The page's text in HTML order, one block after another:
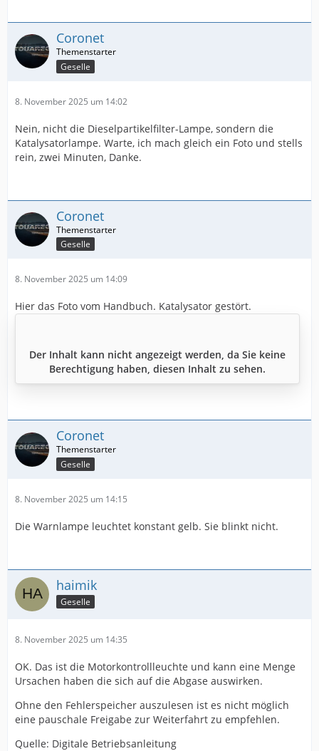
Coronet
Geselle
8. November 2025 um 14:02
Nein, nicht die Dieselpartikelfilter-Lampe, sondern die
Katalysatorlampe. Warte, ich mach gleich ein Foto und stells
rein, zwei Minuten, Danke.
Coronet
Geselle
8. November 2025 um 14:09
Hier das Foto vom Handbuch. Katalysator gestört.
Der Inhalt kann nicht angezeigt werden, da Sie keine
Berechtigung haben, diesen Inhalt zu sehen.
Coronet
Geselle
8. November 2025 um 14:15
Die Warnlampe leuchtet konstant gelb. Sie blinkt nicht.
haimik
Geselle
8. November 2025 um 14:35
OK. Das ist die Motorkontrollleuchte und kann eine Menge
Ursachen haben die sich auf die Abgase auswirken.
Ohne den Fehlerspeicher auszulesen ist es nicht möglich
eine pauschale Freigabe zur Weiterfahrt zu empfehlen.
Quelle: Digitale Betriebsanleitung